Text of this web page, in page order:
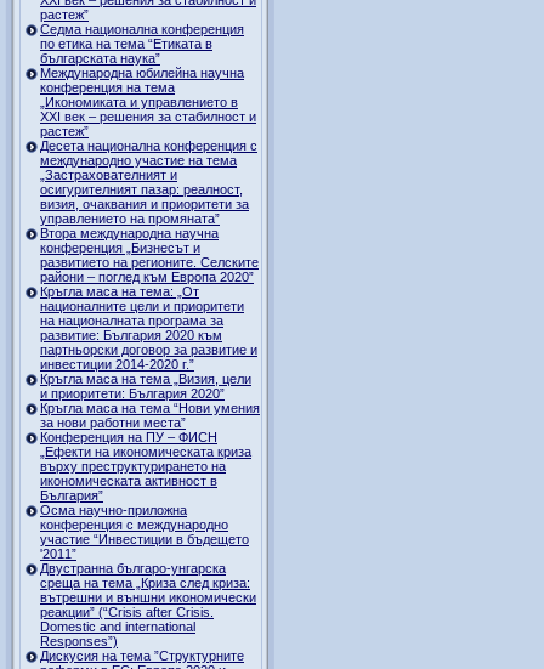
растеж”
Седма национална конференция
по етика на тема “Етиката в
българската наука”
Международна юбилейна научна
конференция на тема
„Икономиката и управлението в
ХХI век – решения за стабилност и
растеж”
Десета национална конференция с
международно участие на тема
„Застрахователният и
осигурителният пазар: реалност,
визия, очаквания и приоритети за
управлението на промяната”
Втора международна научна
конференция „Бизнесът и
развитието на регионите. Селските
райони – поглед към Европа 2020”
Кръгла маса на тема: „От
националните цели и приоритети
на националната програма за
развитие: България 2020 към
партньорски договор за развитие и
инвестиции 2014-2020 г.”
Кръгла маса на тема „Визия, цели
и приоритети: България 2020”
Кръгла маса на тема “Нови умения
за нови работни места”
Конференция на ПУ – ФИСН
„Ефекти на икономическата криза
върху преструктурирането на
икономическата активност в
България”
Осма научно-приложна
конференция с международно
участие “Инвестиции в бъдещето
'2011”
Двустранна българо-унгарска
среща на тема „Криза след криза:
вътрешни и външни икономически
реакции” (“Crisis after Crisis.
Domestic and international
Responses”)
Дискусия на тема ”Структурните